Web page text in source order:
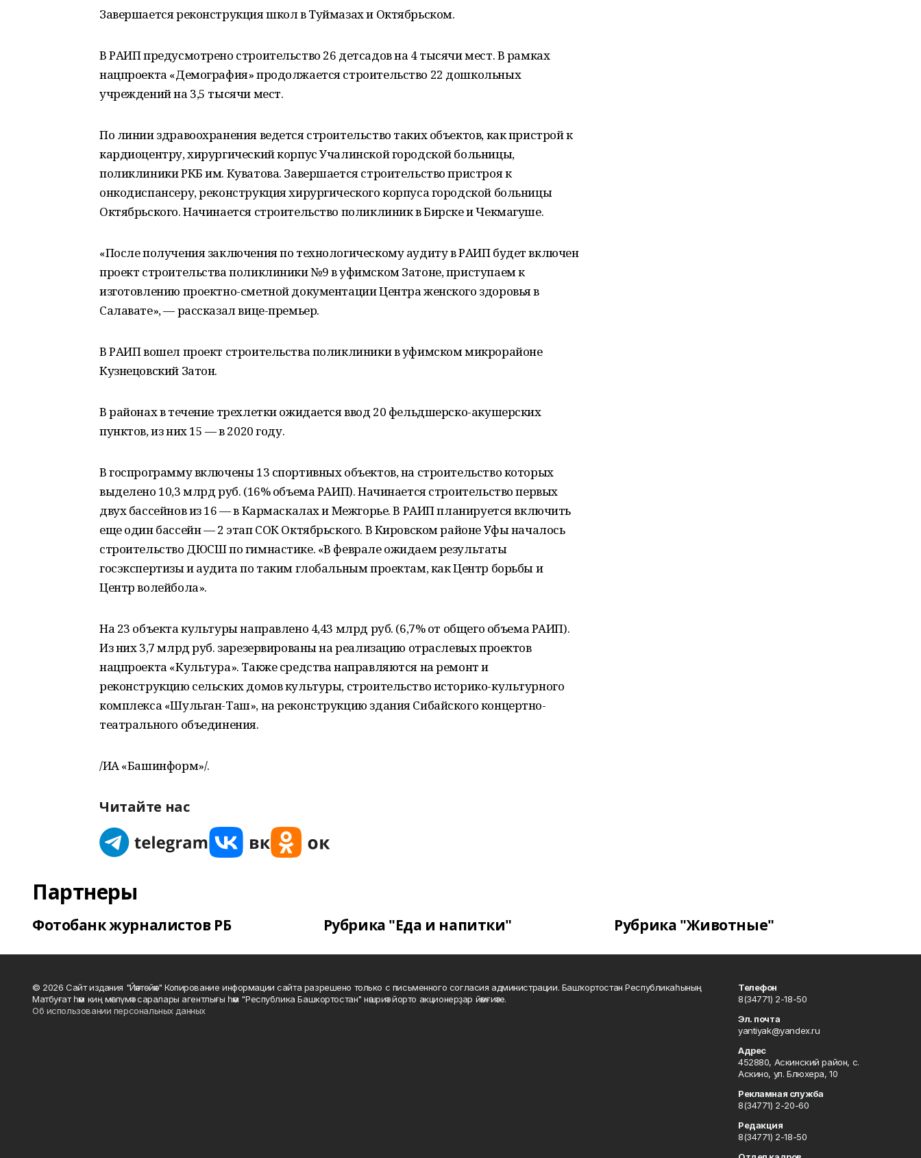
Завершается реконструкция школ в Туймазах и Октябрьском.
В РАИП предусмотрено строительство 26 детсадов на 4 тысячи мест. В рамках
нацпроекта «Демография» продолжается строительство 22 дошкольных
учреждений на 3,5 тысячи мест.
По линии здравоохранения ведется строительство таких объектов, как пристрой к
кардиоцентру, хирургический корпус Учалинской городской больницы,
поликлиники РКБ им. Куватова. Завершается строительство пристроя к
онкодиспансеру, реконструкция хирургического корпуса городской больницы
Октябрьского. Начинается строительство поликлиник в Бирске и Чекмагуше.
«После получения заключения по технологическому аудиту в РАИП будет включен
проект строительства поликлиники №9 в уфимском Затоне, приступаем к
изготовлению проектно-сметной документации Центра женского здоровья в
Салавате», — рассказал вице-премьер.
В РАИП вошел проект строительства поликлиники в уфимском микрорайоне
Кузнецовский Затон.
В районах в течение трехлетки ожидается ввод 20 фельдшерско-акушерских
пунктов, из них 15 — в 2020 году.
В госпрограмму включены 13 спортивных объектов, на строительство которых
выделено 10,3 млрд руб. (16% объема РАИП). Начинается строительство первых
двух бассейнов из 16 — в Кармаскалах и Межгорье. В РАИП планируется включить
еще один бассейн — 2 этап СОК Октябрьского. В Кировском районе Уфы началось
строительство ДЮСШ по гимнастике. «В феврале ожидаем результаты
госэкспертизы и аудита по таким глобальным проектам, как Центр борьбы и
Центр волейбола».
На 23 объекта культуры направлено 4,43 млрд руб. (6,7% от общего объема РАИП).
Из них 3,7 млрд руб. зарезервированы на реализацию отраслевых проектов
нацпроекта «Культура». Также средства направляются на ремонт и
реконструкцию сельских домов культуры, строительство историко-культурного
комплекса «Шульган-Таш», на реконструкцию здания Сибайского концертно-
театрального объединения.
/ИА «Башинформ»/.
Читайте нас
Партнеры
Фотобанк журналистов РБ Рубрика "Еда и напитки" Рубрика "Животные"
© 2026 Сайт издания "Йәнтөйәк" Копирование информации сайта разрешено только с письменного согласия администрации. Башҡортостан Республикаһының
Матбуғат һәм киң мәғлүмәт саралары агентлығы һәм "Республика Башкортостан" нәшриәт йорто акционерҙар йәмғиәте.
Об использовании персональных данных
Телефон
8(34771) 2-18-50
Эл. почта
yantiyak@yandex.ru
Адрес
452880, Аскинский район, с.
Аскино, ул. Блюхера, 10
Рекламная служба
8(34771) 2-20-60
Редакция
8(34771) 2-18-50